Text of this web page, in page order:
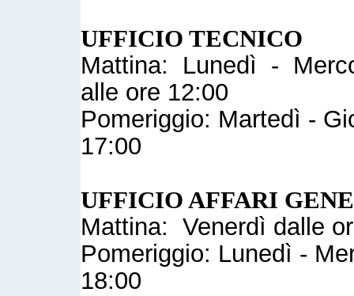
UFFICIO TECNICO
Mattina: Lunedì -
alle ore 12:00
Pomeriggio: Martedì -
17:00
UFFICIO AFFARI
Mattina: Venerdì dalle
Pomeriggio: Lunedì -
18:00